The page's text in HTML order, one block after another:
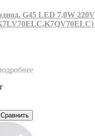
G45 LED 7,0W
Сравнить